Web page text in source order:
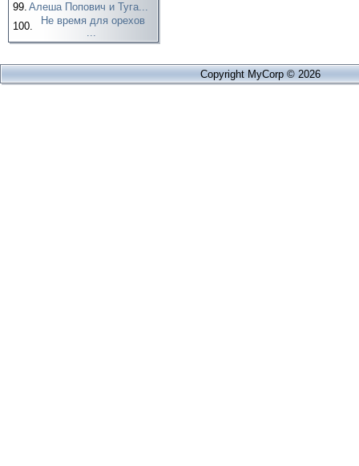
99. Алеша Попович и Туга...
100.
Не время для орехов
...
Copyright MyCorp © 2026